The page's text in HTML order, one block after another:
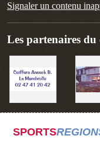
Signaler un contenu
Les partenaires du
SPORTS